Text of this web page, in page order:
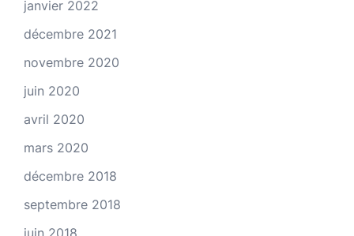
janvier 2022
décembre 2021
novembre 2020
juin 2020
avril 2020
mars 2020
décembre 2018
septembre 2018
juin 2018